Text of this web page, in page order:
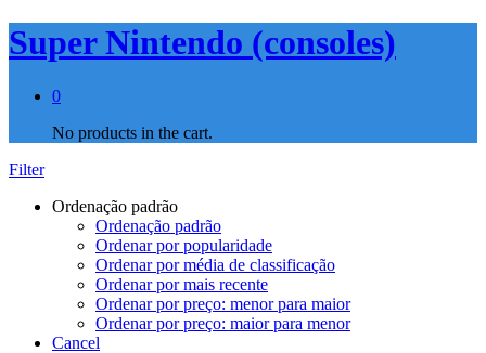
Super Nintendo (consoles)
0
No products in the cart.
Filter
Ordenação padrão
Ordenação padrão
Ordenar por popularidade
Ordenar por média de classificação
Ordenar por mais recente
Ordenar por preço: menor para maior
Ordenar por preço: maior para menor
Cancel